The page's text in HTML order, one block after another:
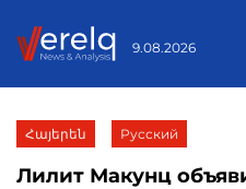
9.08.2026
Հայերեն Русский
Лилит Макунц